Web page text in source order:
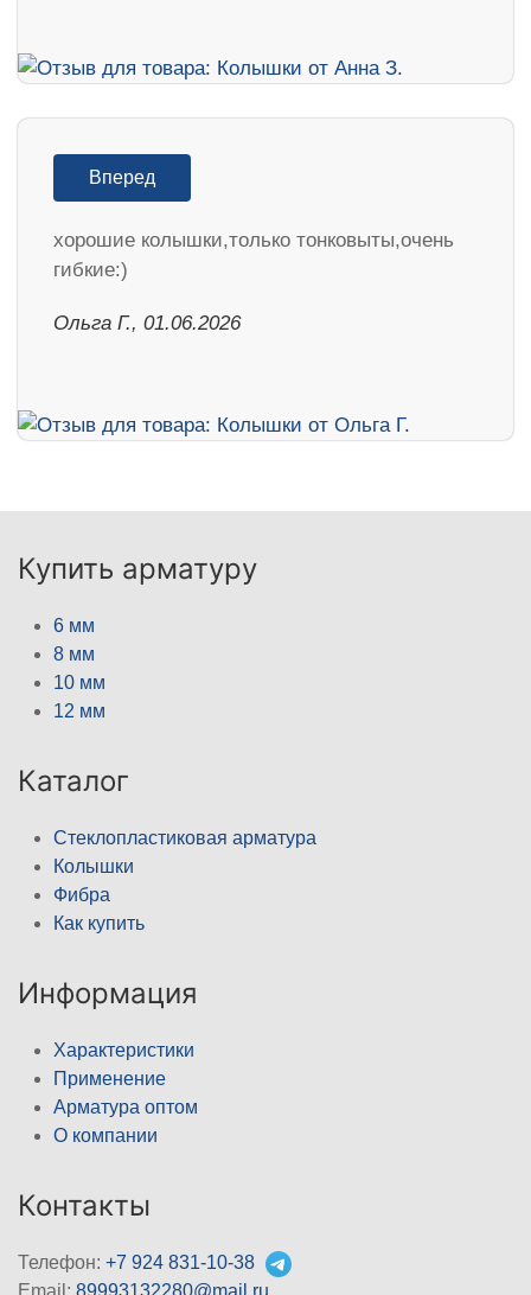
Вперед
хорошие колышки,только тонковыты,очень
гибкие:)
Ольга Г., 01.06.2026
Купить арматуру
6 мм
8 мм
10 мм
12 мм
Каталог
Стеклопластиковая арматура
Колышки
Фибра
Как купить
Информация
Характеристики
Применение
Арматура оптом
О компании
Контакты
Телефон: +7 924 831-10-38
Email: 89993132280@mail.ru